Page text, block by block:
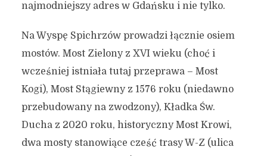
najmodniejszy adres w Gdańsku i nie tylko.
Na Wyspę Spichrzów prowadzi łącznie osiem
mostów. Most Zielony z XVI wieku (choć i
wcześniej istniała tutaj przeprawa – Most
Kogi), Most Stągiewny z 1576 roku (niedawno
przebudowany na zwodzony), Kładka Św.
Ducha z 2020 roku, historyczny Most Krowi,
dwa mosty stanowiące cześć trasy W-Z (ulica